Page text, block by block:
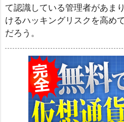
て認識している管理者があま
けるハッキングリスクを高め
だろう。